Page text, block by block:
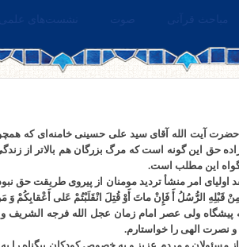
آیت الله آقای سید علی حسینی خامنه‌ای که
حق این گونه است که مرگ بزرگان هم بالاتر از
این مطلب است.
اولیای امر منشأ تردید مومنان از پیروی طریقت حق
قَبْلِهِ الرُّسُلُ أَ فَإِنْ ماتَ أَوْ قُتِلَ انْقَلَبْتُمْ عَلى‌ أَعْقابِكُمْ وَ
ولی عصر امام زمان عجل الله فرجه الشریف
و نصرت الهی را خواستارم.